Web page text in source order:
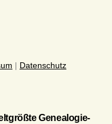
| Datenschutz
Genealogie-